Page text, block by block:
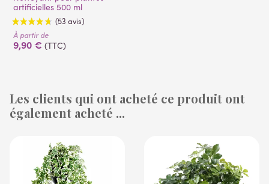
artificielles 500 ml
À partir de
9,90 € (TTC)
Les clients qui ont acheté ce produit ont
également acheté ...